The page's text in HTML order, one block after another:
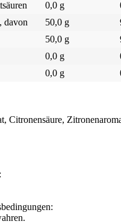
0,0 g
davon
50,0 g
50,0 g
0,0 g
0,0 g
Citronensäure,